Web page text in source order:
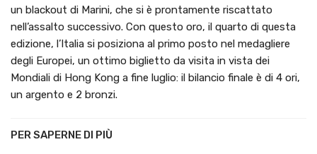
un blackout di Marini, che si è prontamente riscattato
nell’assalto successivo. Con questo oro, il quarto di questa
edizione, l’Italia si posiziona al primo posto nel medagliere
degli Europei, un ottimo biglietto da visita in vista dei
Mondiali di Hong Kong a fine luglio: il bilancio finale è di 4 ori,
un argento e 2 bronzi.
PER SAPERNE DI PIÙ